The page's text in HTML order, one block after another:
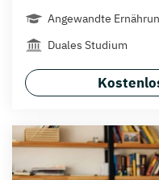
Angewandte
Duales Studium